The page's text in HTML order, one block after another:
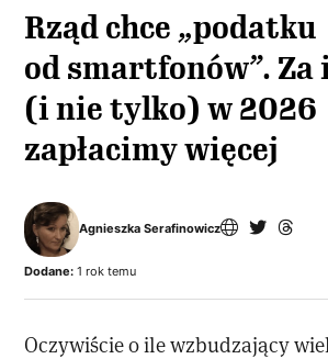
Rząd chce „podatku
od smartfonów”. Za
(i nie tylko) w 2026
zapłacimy więcej
Agnieszka Serafinowicz
Dodane: 1 rok temu
Oczywiście o ile wzbudzający